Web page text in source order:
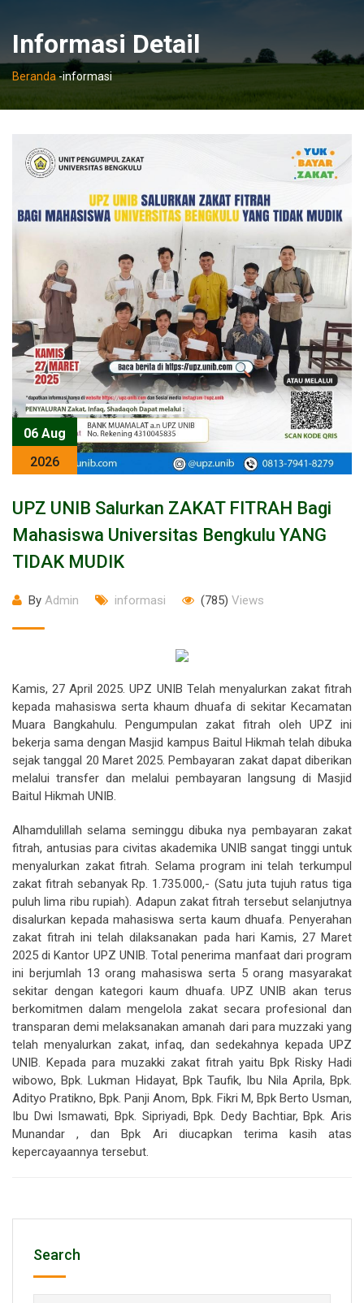
Informasi Detail
Beranda-informasi
06 Aug
2026
UPZ UNIB Salurkan ZAKAT FITRAH Bagi
Mahasiswa Universitas Bengkulu YANG
TIDAK MUDIK
By Admin informasi (785) Views
Kamis, 27 April 2025. UPZ UNIB Telah menyalurkan zakat fitrah
kepada mahasiswa serta khaum dhuafa di sekitar Kecamatan
Muara Bangkahulu. Pengumpulan zakat fitrah oleh UPZ ini
bekerja sama dengan Masjid kampus Baitul Hikmah telah dibuka
sejak tanggal 20 Maret 2025. Pembayaran zakat dapat diberikan
melalui transfer dan melalui pembayaran langsung di Masjid
Baitul Hikmah UNIB.
Alhamdulillah selama seminggu dibuka nya pembayaran zakat
fitrah, antusias para civitas akademika UNIB sangat tinggi untuk
menyalurkan zakat fitrah. Selama program ini telah terkumpul
zakat fitrah sebanyak Rp. 1.735.000,- (Satu juta tujuh ratus tiga
puluh lima ribu rupiah). Adapun zakat fitrah tersebut selanjutnya
disalurkan kepada mahasiswa serta kaum dhuafa. Penyerahan
zakat fitrah ini telah dilaksanakan pada hari Kamis, 27 Maret
2025 di Kantor UPZ UNIB. Total penerima manfaat dari program
ini berjumlah 13 orang mahasiswa serta 5 orang masyarakat
sekitar dengan kategori kaum dhuafa. UPZ UNIB akan terus
berkomitmen dalam mengelola zakat secara profesional dan
transparan demi melaksanakan amanah dari para muzzaki yang
telah menyalurkan zakat, infaq, dan sedekahnya kepada UPZ
UNIB. Kepada para muzakki zakat fitrah yaitu Bpk Risky Hadi
wibowo, Bpk. Lukman Hidayat, Bpk Taufik, Ibu Nila Aprila, Bpk.
Adityo Pratikno, Bpk. Panji Anom, Bpk. Fikri M, Bpk Berto Usman,
Ibu Dwi Ismawati, Bpk. Sipriyadi, Bpk. Dedy Bachtiar, Bpk. Aris
Munandar , dan Bpk Ari diucapkan terima kasih atas
kepercayaannya tersebut.
Search